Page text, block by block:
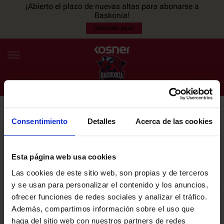
Consentimiento Detalles Acerca de las cookies
Esta página web usa cookies
Las cookies de este sitio web, son propias y de terceros
y se usan para personalizar el contenido y los anuncios,
ofrecer funciones de redes sociales y analizar el tráfico.
Además, compartimos información sobre el uso que
haga del sitio web con nuestros partners de redes
¡Abierto el plazo de nuevas altas para abonarse a
Baskonia!
¡Abónate aquí!
ES EU
NOTICIAS
PLANTILLA
ENTRADAS
NEWSLETTER
últimas noticias y promociones del club.
Email
He leído y acepto laPolítica de privacidaddel SASKI BASKONIA